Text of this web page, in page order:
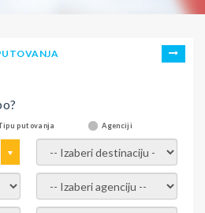
putovanja Agenciji
- izaberi destinaciju -
- izaberi agenciju -